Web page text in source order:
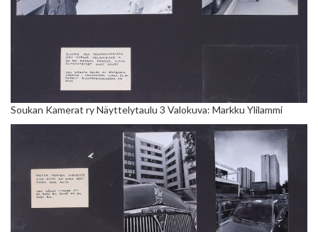
Soukan Kamerat ry Näyttelytaulu 3 Valokuva: Markku Ylilammi